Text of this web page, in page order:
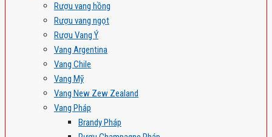
Rượu vang hồng
Rượu vang ngọt
Rượu Vang Ý
Vang Argentina
Vang Chile
Vang Mỹ
Vang New Zew Zealand
Vang Pháp
Brandy Pháp